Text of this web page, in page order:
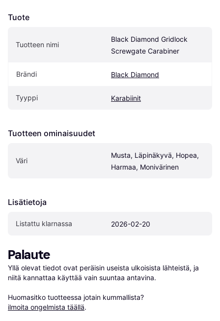
Tuote
Tuotteen nimi
Black Diamond Gridlock
Screwgate Carabiner
Brändi Black Diamond
Tyyppi Karabiinit
Tuotteen ominaisuudet
Väri
Musta, Läpinäkyvä, Hopea,
Harmaa, Monivärinen
Lisätietoja
Listattu klarnassa 2026-02-20
Palaute
Yllä olevat tiedot ovat peräisin useista ulkoisista lähteistä, ja
niitä kannattaa käyttää vain suuntaa antavina.
Huomasitko tuotteessa jotain kummallista?
ilmoita ongelmista täällä.